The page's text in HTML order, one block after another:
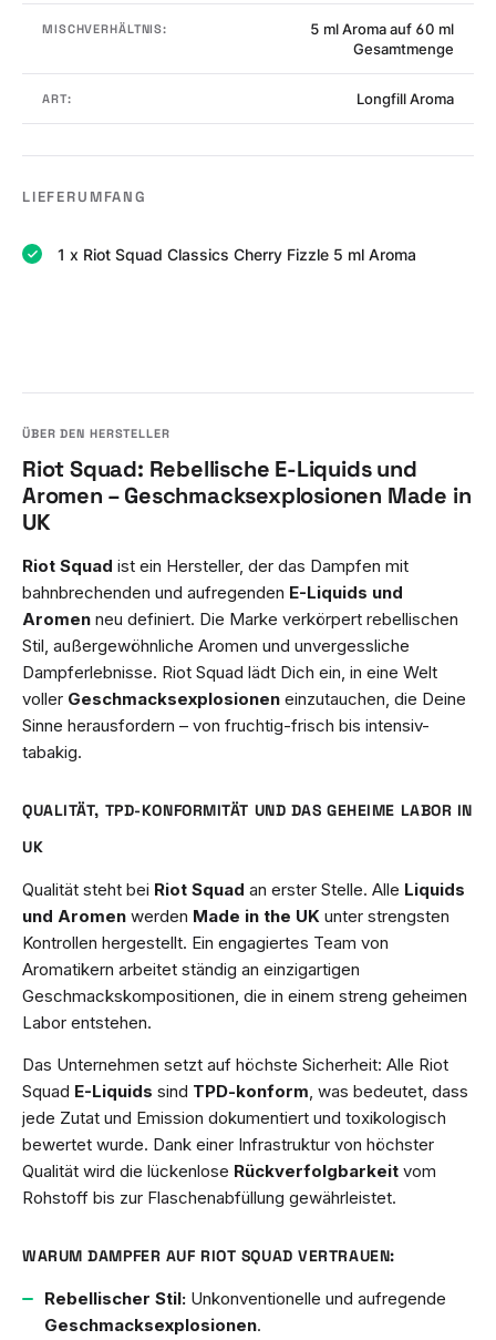
MISCHVERHÄLTNIS:
5 ml Aroma auf 60 ml
Gesamtmenge
ART: Longfill Aroma
LIEFERUMFANG
1 x Riot Squad Classics Cherry Fizzle 5 ml Aroma
Riot Squad: Rebellische E-Liquids und
Aromen – Geschmacksexplosionen Made in
UK
Riot Squad ist ein Hersteller, der das Dampfen mit
bahnbrechenden und aufregenden E-Liquids und
Aromen neu definiert. Die Marke verkörpert rebellischen
Stil, außergewöhnliche Aromen und unvergessliche
Dampferlebnisse. Riot Squad lädt Dich ein, in eine Welt
voller Geschmacksexplosionen einzutauchen, die Deine
Sinne herausfordern – von fruchtig-frisch bis intensiv-
tabakig.
QUALITÄT, TPD-KONFORMITÄT UND DAS GEHEIME LABOR IN
UK
Qualität steht bei Riot Squad an erster Stelle. Alle Liquids
und Aromen werden Made in the UK unter strengsten
Kontrollen hergestellt. Ein engagiertes Team von
Aromatikern arbeitet ständig an einzigartigen
Geschmackskompositionen, die in einem streng geheimen
Labor entstehen.
Das Unternehmen setzt auf höchste Sicherheit: Alle Riot
Squad E-Liquids sind TPD-konform , was bedeutet, dass
jede Zutat und Emission dokumentiert und toxikologisch
bewertet wurde. Dank einer Infrastruktur von höchster
Qualität wird die lückenlose Rückverfolgbarkeit vom
Rohstoff bis zur Flaschenabfüllung gewährleistet.
WARUM DAMPFER AUF RIOT SQUAD VERTRAUEN:
Rebellischer Stil: Unkonventionelle und aufregende
Geschmacksexplosionen.